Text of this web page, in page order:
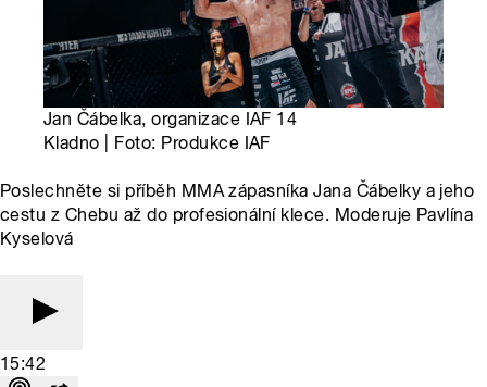
Jan Čábelka, organizace IAF 14
Kladno | Foto: Produkce IAF
Poslechněte si příběh MMA zápasníka Jana Čábelky a jeho
cestu z Chebu až do profesionální klece. Moderuje Pavlína
Kyselová
15:42